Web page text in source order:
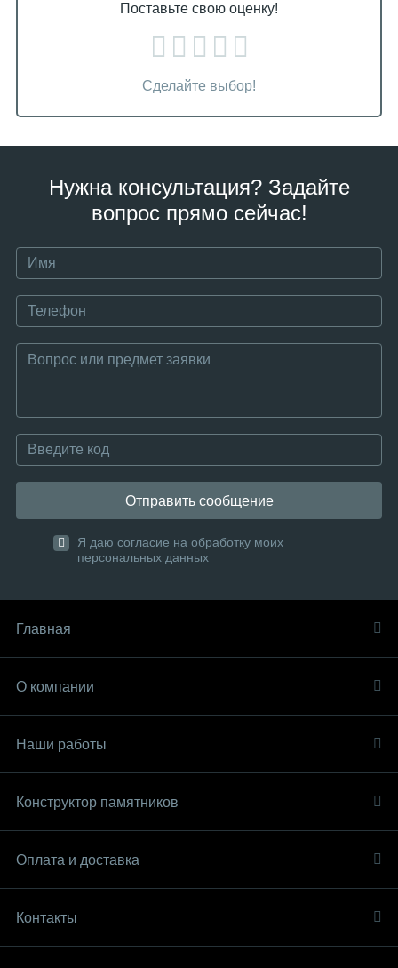
Поставьте свою оценку!
Сделайте выбор!
Нужна консультация? Задайте
вопрос прямо сейчас!
Отправить сообщение
Я даю согласие на обработку моих
персональных данных
Главная
О компании
Наши работы
Конструктор памятников
Оплата и доставка
Контакты